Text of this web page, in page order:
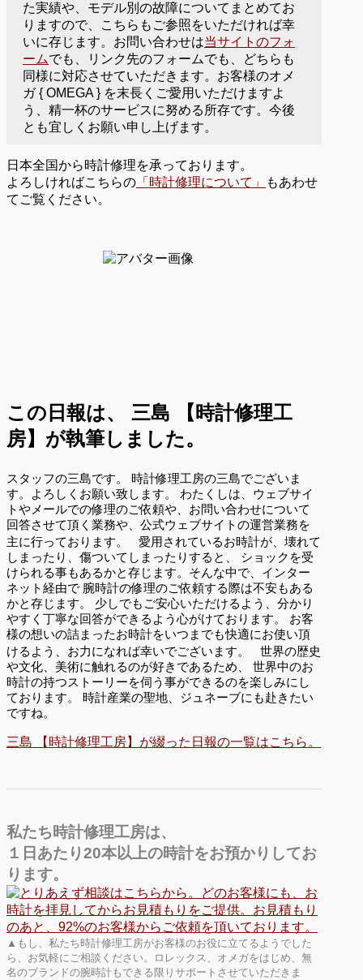
た実績や、モデル別の故障についてまとめてお
りますので、こちらもご参照をいただければ幸
いに存じます。お問い合わせは当サイトのフォ
ームでも、リンク先のフォームでも、どちらも
同様に対応させていただきます。お客様のオメ
ガ { OMEGA } を末長くご愛用いただけますよ
う、精一杯のサービスに努める所存です。今後
とも宜しくお願い申し上げます。
日本全国から時計修理を承っております。
よろしければこちらの 「時計修理について」
もあわせ
てご覧ください。
この日報は、
三島 【時計修理工
房】が執筆しました。
スタッフの三島です。 時計修理工房の三島でございま
す。よろしくお願い致します。 わたくしは、ウェブサイ
トやメールでの修理のご依頼や、お問い合わせについて
回答させて頂く業務や、公式ウェブサイトの運営業務を
主に行っております。 愛用されているお時計が、壊れて
しまったり、傷ついてしまったりすると、 ショックを受
けられる事もあるかと存じます。そんな中で、インター
ネット経由で 腕時計の修理のご依頼する際は不安もある
かと存じます。 少しでもご安心いただけるよう、分かり
やすく丁寧な回答ができるよう心がけております。 お客
様の想いの詰まったお時計をいつまでも快適にお使い頂
けるよう、お力になれば幸いでございます。 世界の歴史
や文化、美術に触れるのが好きであるため、 世界中のお
時計の持つストーリーを伺う事ができるのを楽しみにし
ております。 時計産業の聖地、ジュネーブにも赴きたい
ですね。
三島 【時計修理工房】が綴った日報の一覧はこちら。
私たち時計修理工房は、
１日あたり20本以上の時計をお預かりしてお
ります。
▲もし、私たち時計修理工房がお客様のお役に立てるようでした
ら、お気軽にご相談ください。ロレックス、オメガをはじめ、無
名のブランドの腕時計もできる限りサポートさせていただきま